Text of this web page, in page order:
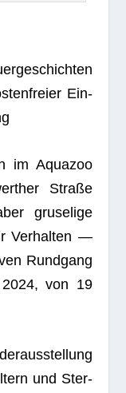
Ein­
im Aqua­zoo
Straße
gru­se­lige
Ver­hal­ten —
Rund­gang
von 19
und Ster­